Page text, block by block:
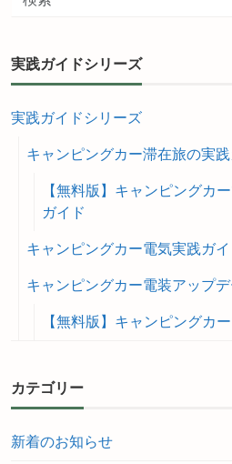
実践ガイドシリーズ
実践ガイドシリーズ
キャンピングカー滞在旅の実
【無料版】キャンピングカ
ガイド
キャンピングカー電気実践ガイ
キャンピングカー電装アップ
【無料版】キャンピングカ
カテゴリー
新着のお知らせ